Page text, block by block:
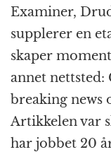
Examiner,
supplerer en
skaper
annet nettsted:
breaking news
Artikkelen var
har jobbet 20